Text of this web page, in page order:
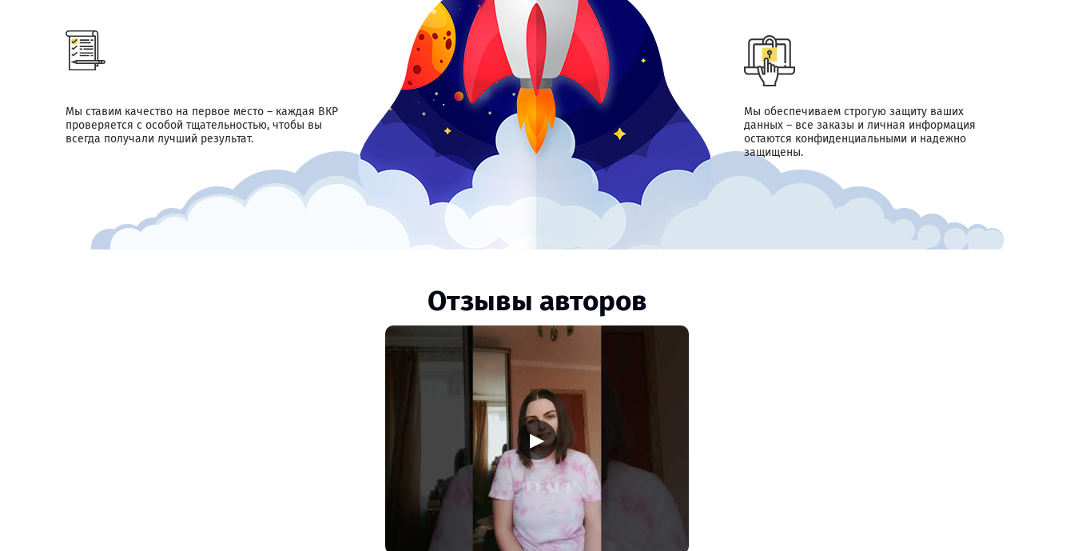
Мы ставим качество на первое место – каждая ВКР
проверяется с особой тщательностью, чтобы вы
всегда получали лучший результат.
Мы обеспечиваем строгую защиту ваших
данных – все заказы и личная информация
остаются конфиденциальными и надежно
защищены.
Отзывы авторов
▶